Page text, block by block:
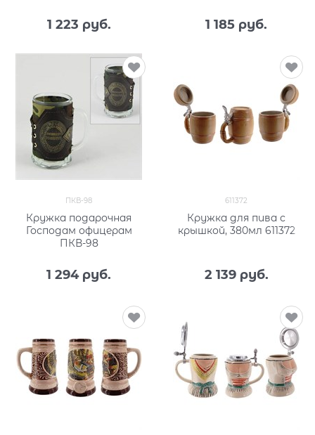
1 223 руб. 1 185 руб.
ПКВ-98
Кружка подарочная
Господам офицерам
ПКВ-98
1 294 руб.
611372
Кружка для пива с
крышкой, 380мл 611372
2 139 руб.